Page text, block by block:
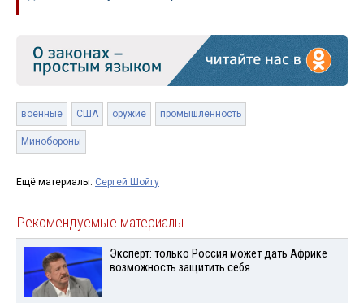
военные США оружие промышленность
Минобороны
Ещё материалы: Сергей Шойгу
Рекомендуемые материалы
Эксперт: только Россия может дать Африке
возможность защитить себя